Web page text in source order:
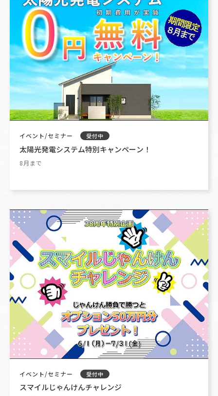
イベント/セミナー 受付中
太陽光発電システム特別キャンペーン！
8月まで
イベント/セミナー 受付中
スマイルじゃんけんチャレンジ